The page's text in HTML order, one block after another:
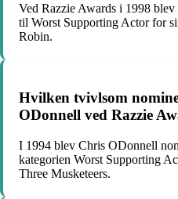
Ved Razzie Awards i 1998
til Worst Supporting Actor for
Robin.
Hvilken tvivlsom
ODonnell ved Razzie
I 1994 blev Chris ODonnell
kategorien Worst Supporting
Three Musketeers.